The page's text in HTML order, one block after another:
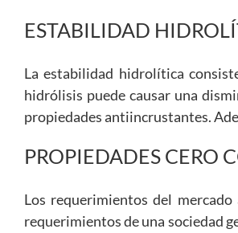
ESTABILIDAD
La estabilidad hidrolítica
hidrólisis puede causar una
propiedades antiincrustantes.
PROPIEDADES CERO
Los requerimientos del
requerimientos de una sociedad